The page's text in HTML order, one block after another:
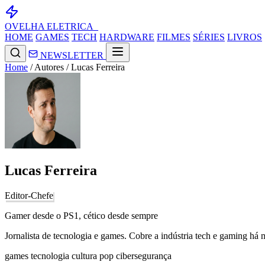
OVELHA ELETRICA_
HOME GAMES TECH HARDWARE FILMES SÉRIES LIVROS
NEWSLETTER
Home / Autores / Lucas Ferreira
Lucas Ferreira
Editor-Chefe
Gamer desde o PS1, cético desde sempre
Jornalista de tecnologia e games. Cobre a indústria tech e gaming há
games tecnologia cultura pop cibersegurança